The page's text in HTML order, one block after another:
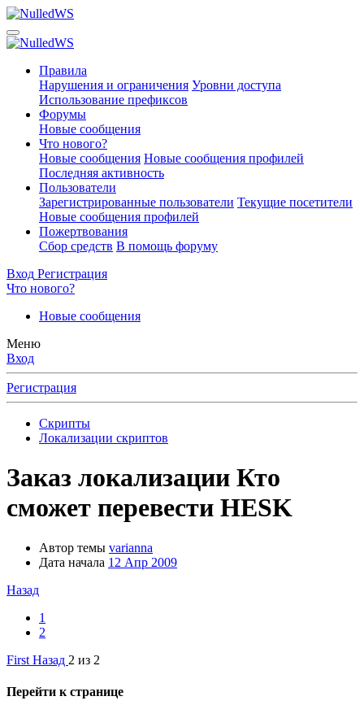
Правила
Нарушения и ограничения Уровни доступа
Использование префиксов
Форумы
Новые сообщения
Что нового?
Новые сообщения Новые сообщения профилей
Последняя активность
Пользователи
Зарегистрированные пользователи Текущие посетители
Новые сообщения профилей
Пожертвования
Сбор средств В помощь форуму
Вход Регистрация
Что нового?
Новые сообщения
Меню
Вход
Регистрация
Скрипты
Локализации скриптов
Заказ локализации Кто
сможет перевести HESK
Автор темы varianna
Дата начала 12 Апр 2009
Назад
1
2
First Назад 2 из 2
Перейти к странице